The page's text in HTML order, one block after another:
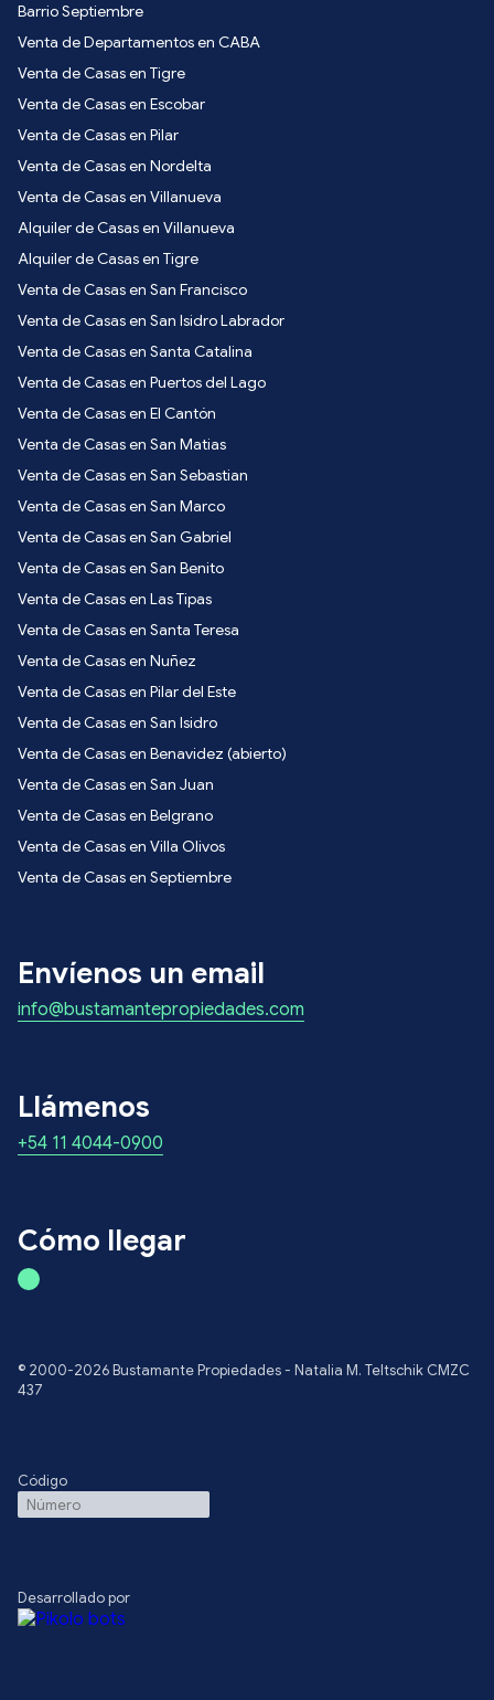
Barrio Septiembre
Venta de Departamentos en CABA
Venta de Casas en Tigre
Venta de Casas en Escobar
Venta de Casas en Pilar
Venta de Casas en Nordelta
Venta de Casas en Villanueva
Alquiler de Casas en Villanueva
Alquiler de Casas en Tigre
Venta de Casas en San Francisco
Venta de Casas en San Isidro Labrador
Venta de Casas en Santa Catalina
Venta de Casas en Puertos del Lago
Venta de Casas en El Cantón
Venta de Casas en San Matias
Venta de Casas en San Sebastian
Venta de Casas en San Marco
Venta de Casas en San Gabriel
Venta de Casas en San Benito
Venta de Casas en Las Tipas
Venta de Casas en Santa Teresa
Venta de Casas en Nuñez
Venta de Casas en Pilar del Este
Venta de Casas en San Isidro
Venta de Casas en Benavidez (abierto)
Venta de Casas en San Juan
Venta de Casas en Belgrano
Venta de Casas en Villa Olivos
Venta de Casas en Septiembre
Envíenos un email
info@bustamantepropiedades.com
Llámenos
+54 11 4044-0900
Cómo llegar
© 2000-2026 Bustamante Propiedades - Natalia M. Teltschik CMZC
437
Código
Desarrollado por